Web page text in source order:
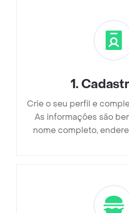
1.
Crie o seu perfil e
As informações são
nome completo,